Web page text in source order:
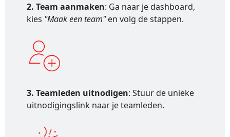
2. Team aanmaken: Ga naar je dashboard,
kies "Maak een team"en volg de stappen.
3. Teamleden uitnodigen: Stuur de unieke
uitnodigingslink naar je teamleden.